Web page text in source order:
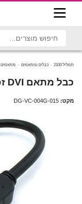
תמליל 2100 כבלים ומתאמים מתאמים
כבל מתאם DVI זכר – HDMI נקבה 0.15 מטר
מקט: DG-VC-004G-015